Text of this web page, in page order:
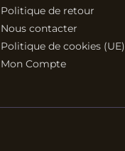
Politique de retour
Nous contacter
Politique de cookies (UE)
Mon Compte